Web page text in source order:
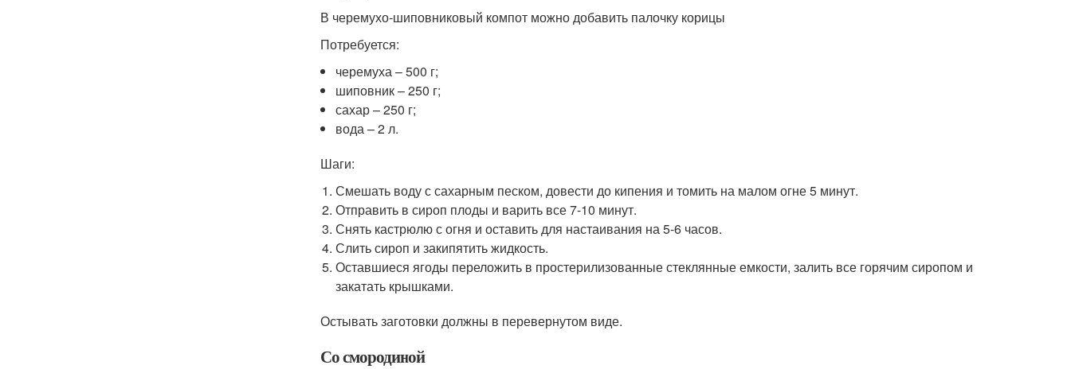
В черемухо-шиповниковый компот можно добавить палочку корицы
Потребуется:
черемуха – 500 г;
шиповник – 250 г;
сахар – 250 г;
вода – 2 л.
Шаги:
Смешать воду с сахарным песком, довести до кипения и томить на малом огне 5 минут.
Отправить в сироп плоды и варить все 7-10 минут.
Снять кастрюлю с огня и оставить для настаивания на 5-6 часов.
Слить сироп и закипятить жидкость.
Оставшиеся ягоды переложить в простерилизованные стеклянные емкости, залить все горячим сиропом и
закатать крышками.
Остывать заготовки должны в перевернутом виде.
Со смородиной